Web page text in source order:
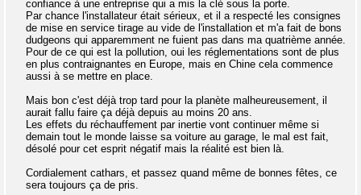
confiance à une entreprise qui a mis la clé sous la porte.
Par chance l'installateur était sérieux, et il a respecté les consignes
de mise en service tirage au vide de l'installation et m'a fait de bons
dudgeons qui apparemment ne fuient pas dans ma quatrième année.
Pour de ce qui est la pollution, oui les réglementations sont de plus
en plus contraignantes en Europe, mais en Chine cela commence
aussi à se mettre en place.
Mais bon c'est déjà trop tard pour la planète malheureusement, il
aurait fallu faire ça déjà depuis au moins 20 ans.
Les effets du réchauffement par inertie vont continuer même si
demain tout le monde laisse sa voiture au garage, le mal est fait,
désolé pour cet esprit négatif mais la réalité est bien là.
Cordialement cathars, et passez quand même de bonnes fêtes, ce
sera toujours ça de pris.